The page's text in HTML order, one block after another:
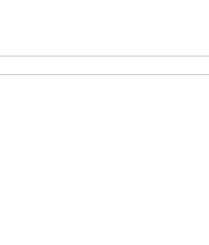
関内駅前 宿泊課